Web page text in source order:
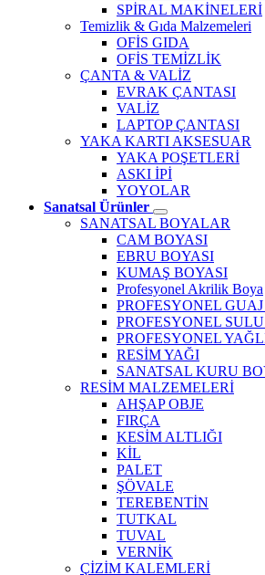
SPİRAL MAKİNELERİ
Temizlik & Gıda Malzemeleri
OFİS GIDA
OFİS TEMİZLİK
ÇANTA & VALİZ
EVRAK ÇANTASI
VALİZ
LAPTOP ÇANTASI
YAKA KARTI AKSESUAR
YAKA POŞETLERİ
ASKI İPİ
YOYOLAR
Sanatsal Ürünler
SANATSAL BOYALAR
CAM BOYASI
EBRU BOYASI
KUMAŞ BOYASI
Profesyonel Akrilik Boya
PROFESYONEL
PROFESYONEL
PROFESYONEL
RESİM YAĞI
SANATSAL KURU
RESİM MALZEMELERİ
AHŞAP OBJE
FIRÇA
KESİM ALTLIĞI
KİL
PALET
ŞÖVALE
TEREBENTİN
TUTKAL
TUVAL
VERNİK
ÇİZİM KALEMLERİ